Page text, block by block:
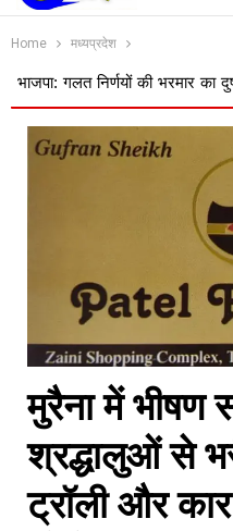
Home मध्यप्रदेश
की भरमार का दुष्परिणाम
मुरैना में भीषण
श्रद्धालुओं से
ट्रॉली और